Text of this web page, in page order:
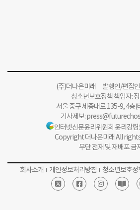
(주)더나은미래 발행인/편집
청소년보호정책 책임자:
서울 중구 세종대로 135-9, 4층(
기사제보:
인터넷신문윤리위원회 윤리강
Copyright 더나은미래 All
무단 전재 및 재배포 금
회사소개 개인정보처리방침 청소년보호정